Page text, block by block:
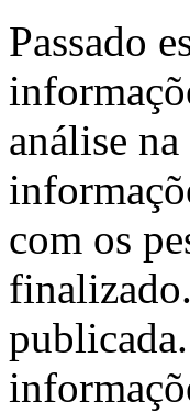
Passado
análise
com os